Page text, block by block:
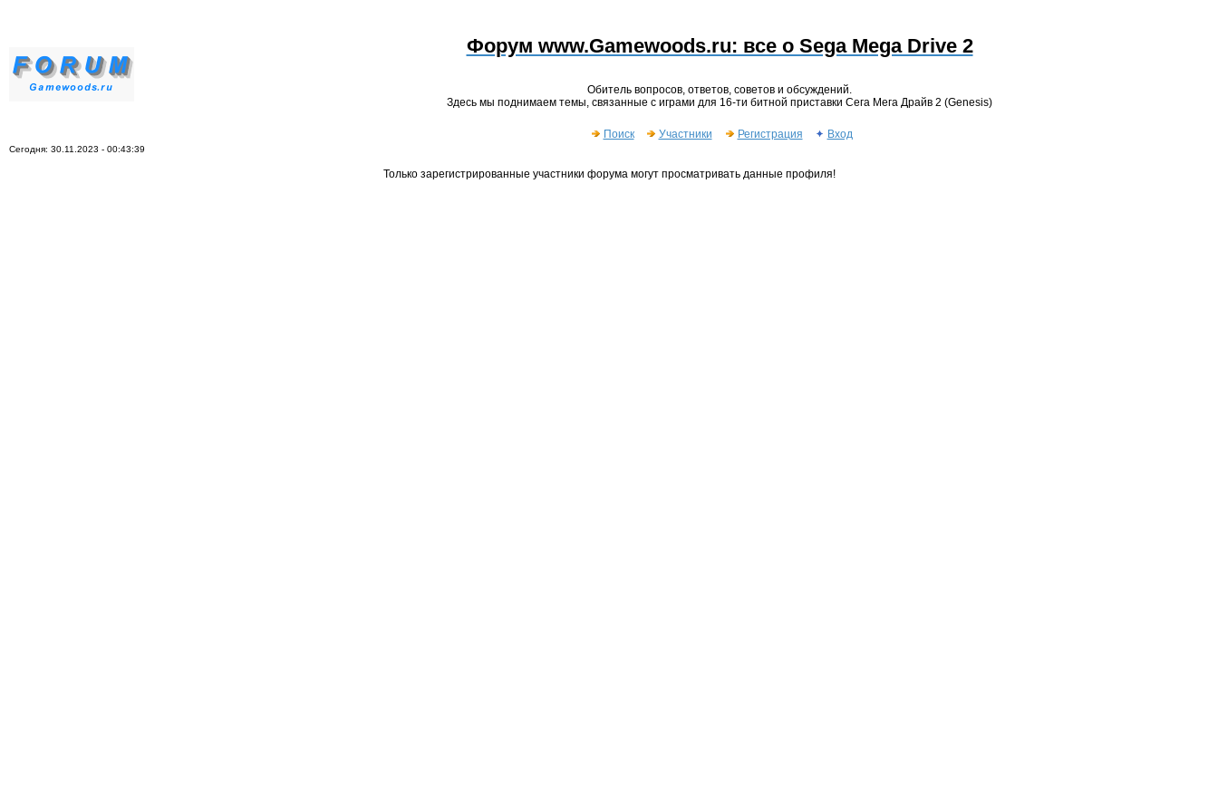
Форум www.Gamewoods.ru: все о Sega Mega Drive 2
Обитель вопросов, ответов, советов и обсуждений.
Здесь мы поднимаем темы, связанные с играми для 16-ти битной приставки Сега Мега Драйв 2 (Genesis)
Поиск Участники Регистрация Вход
Сегодня: 30.11.2023 - 00:43:39
Только зарегистрированные участники форума могут просматривать данные профиля!